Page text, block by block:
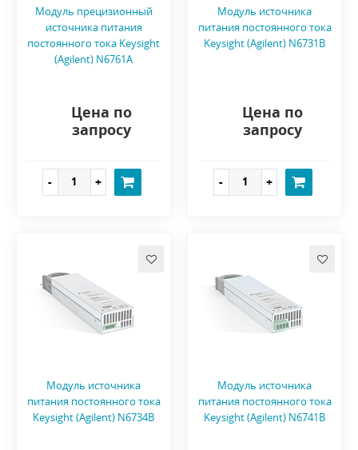
Модуль прецизионный
источника питания
постоянного тока Keysight
(Agilent) N6761A
Цена по
запросу
Модуль источника
питания постоянного тока
Keysight (Agilent) N6731B
Цена по
запросу
Модуль источника
питания постоянного тока
Keysight (Agilent) N6734B
Модуль источника
питания постоянного тока
Keysight (Agilent) N6741B